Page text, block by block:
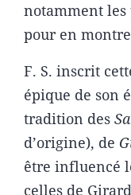
notamment les
pour en
F. S. inscrit
épique de son
tradition des
d’origine), de
être influencé
celles de